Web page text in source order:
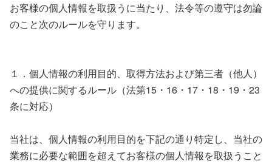
お客様の個人情報を取扱うに当たり、法令等の遵守は勿論
のこと次のルールを守ります。
１．個人情報の利用目的、取得方法および第三者（他人）
への提供に関するルール（法第15・16・17・18・19・23
条に対応）
当社は、個人情報の利用目的を下記の通り特定し、当社の
業務に必要な範囲を超えてお客様の個人情報を取扱うこと